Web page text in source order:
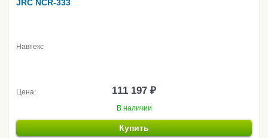
JRC NCR-333
Навтекс
Цена: 111 197 ₽
В наличии
Купить